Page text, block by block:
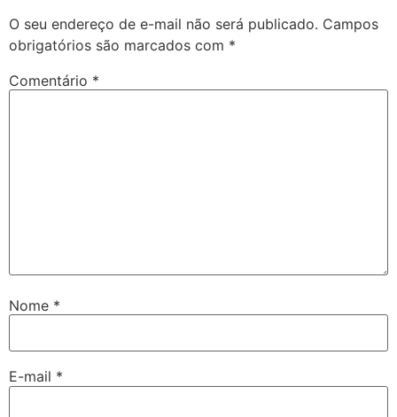
O seu endereço de e-mail não será publicado. Campos
obrigatórios são marcados com *
Comentário *
Nome *
E-mail *